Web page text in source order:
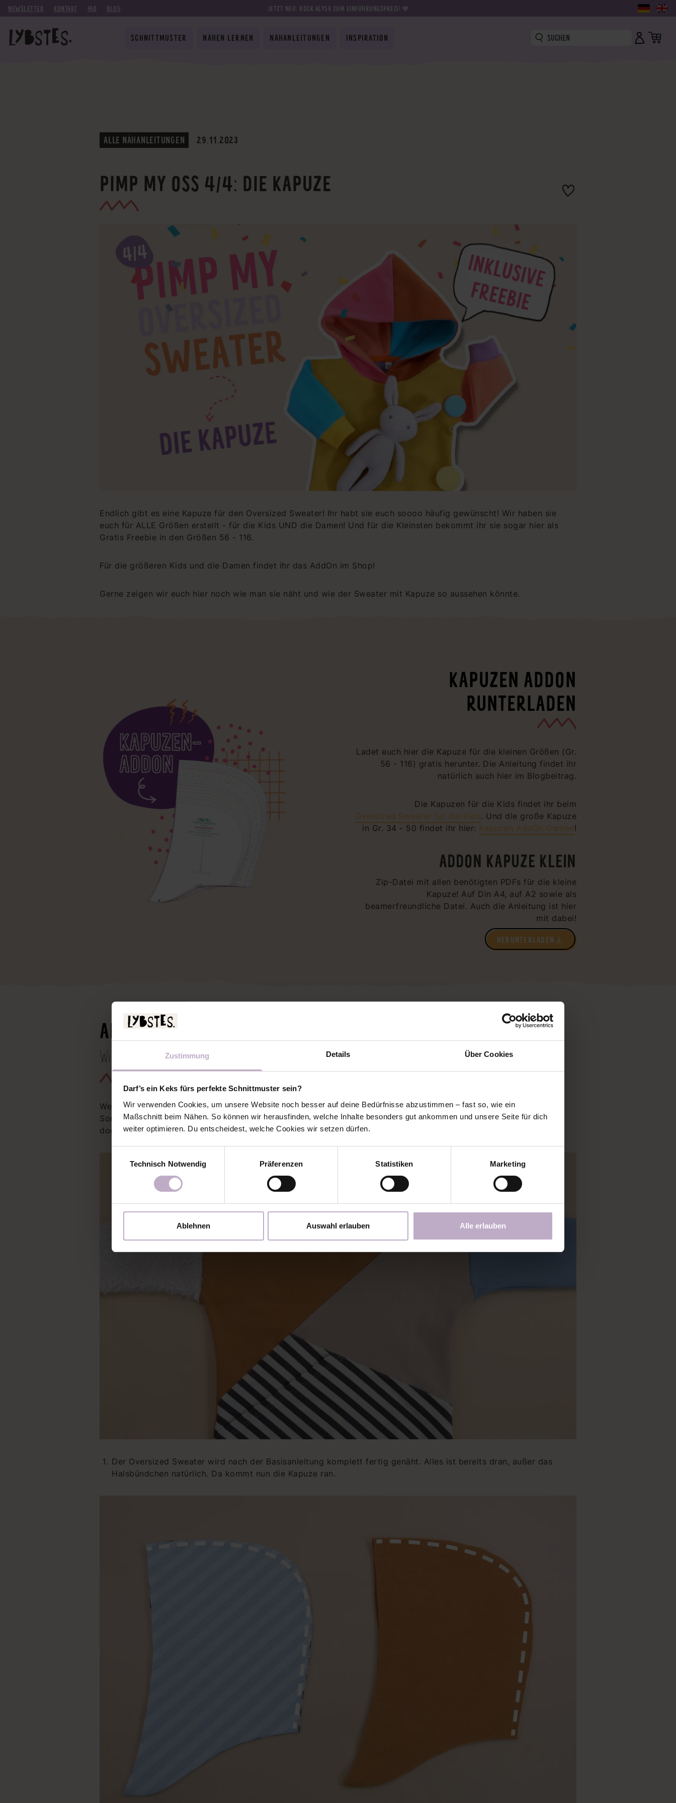
Zustimmung Details Über Cookies
Darf’s ein Keks fürs perfekte Schnittmuster sein?
Wir verwenden Cookies, um unsere Website noch besser auf deine Bedürfnisse abzustimmen – fast so, wie ein
Maßschnitt beim Nähen. So können wir herausfinden, welche Inhalte besonders gut ankommen und unsere Seite für dich
weiter optimieren. Du entscheidest, welche Cookies wir setzen dürfen.
Technisch Notwendig
Präferenzen Statistiken Marketing
Ablehnen Auswahl erlauben Alle erlauben
NEWSLETTER KONTAKT FAQ BLOG JETZT NEU: ROCK ALYSA ZUM EINFÜHRUNGSPREIS! 💛
SCHNITTMUSTER NÄHEN LERNEN NÄHANLEITUNGEN INSPIRATION
ALLE NÄHANLEITUNGEN 29.11.2023
PIMP MY OSS 4/4: DIE KAPUZE
Endlich gibt es eine Kapuze für den Oversized Sweater! Ihr habt sie euch soooo häufig gewünscht! Wir haben sie
euch für ALLE Größen erstellt - für die Kids UND die Damen! Und für die Kleinsten bekommt ihr sie sogar hier als
Gratis Freebie in den Größen 56 - 116.
Für die größeren Kids und die Damen findet ihr das AddOn im Shop!
Gerne zeigen wir euch hier noch wie man sie näht und wie der Sweater mit Kapuze so aussehen könnte.
KAPUZEN ADDON
RUNTERLADEN
Ladet euch hier die Kapuze für die kleinen Größen (Gr.
56 - 116) gratis herunter. Die Anleitung findet ihr
natürlich auch hier im Blogbeitrag.
Die Kapuzen für die Kids findet ihr beim
Oversized Sweater für die Kids. Und die große Kapuze
in Gr. 34 - 50 findet ihr hier: Kapuzen AddOn Damen!
ADDON KAPUZE KLEIN
Zip-Datei mit allen benötigten PDFs für die kleine
Kapuze! Auf Din A4, auf A2 sowie als
beamerfreundliche Datei. Auch die Anleitung ist hier
mit dabei!
HERUNTERLADEN
ANLEITUNG
Wie man die Kapuze an den Sweater näht
Wer den Oversized Sweater mit Kapuze näht, sollte unbedingt dehnbaren Sweat verwenden. Also
Sommersweat/French Terry oder normalen Sweat. Keinen angerauten, der kaum dehnbar ist. Denn sonst kann es
doch zu eng werden mit der Kapuze.
Der Oversized Sweater wird nach der Basisanleitung komplett fertig genäht. Alles ist bereits dran, außer das
Halsbündchen natürlich. Da kommt nun die Kapuze ran.